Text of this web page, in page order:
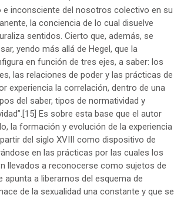
inconsciente del nosotros colectivo en su
la conciencia de lo cual disuelve
sentidos. Cierto que, además, se
yendo más allá de Hegel, que la
en función de tres ejes, a saber: los
las relaciones de poder y las prácticas de
experiencia la correlación, dentro de una
del saber, tipos de normatividad y
[15] Es sobre esta base que el autor
la formación y evolución de la experiencia
del siglo XVIII como dispositivo de
en las prácticas por las cuales los
llevados a reconocerse como sujetos de
apunta a liberarnos del esquema de
de la sexualidad una constante y que se